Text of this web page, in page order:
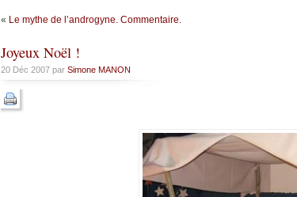
« Le mythe de l’androgyne. Commentaire.
Joyeux Noël !
20 Déc 2007 par Simone MANON